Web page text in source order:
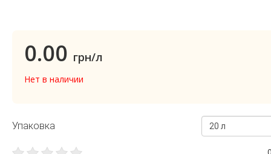
0.00 грн/л
Нет в наличии
Упаковка 20 л